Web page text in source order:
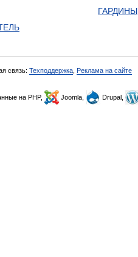
ГАРДИНЫ
связь: Техподдержка Реклама на сайте
на PHP, Joomla, Drupal,